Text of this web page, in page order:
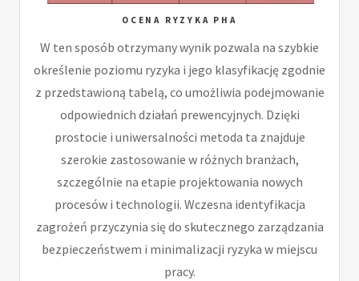
OCENA RYZYKA PHA
W ten sposób otrzymany wynik pozwala na szybkie
określenie poziomu ryzyka i jego klasyfikację zgodnie
z przedstawioną tabelą, co umożliwia podejmowanie
odpowiednich działań prewencyjnych. Dzięki
prostocie i uniwersalności metoda ta znajduje
szerokie zastosowanie w różnych branżach,
szczególnie na etapie projektowania nowych
procesów i technologii. Wczesna identyfikacja
zagrożeń przyczynia się do skutecznego zarządzania
bezpieczeństwem i minimalizacji ryzyka w miejscu
pracy.